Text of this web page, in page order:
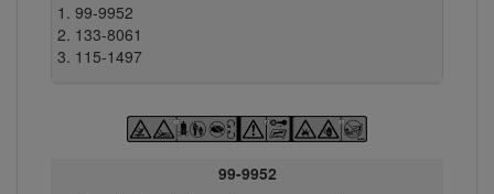
99-9952
133-8061
115-1497
99-9952